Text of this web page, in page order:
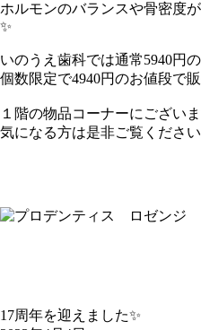
ホルモンのバランスや骨密度
✨
いのうえ歯科では通常5940円の
個数限定で4940円のお値段で
１階の物品コーナーにござい
気になる方は是非ご覧ください
17周年を迎えました✨